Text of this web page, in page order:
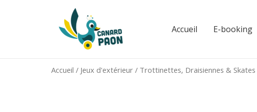
Accueil E-booking
Accueil / Jeux d'extérieur / Trottinettes, Draisiennes & Skates